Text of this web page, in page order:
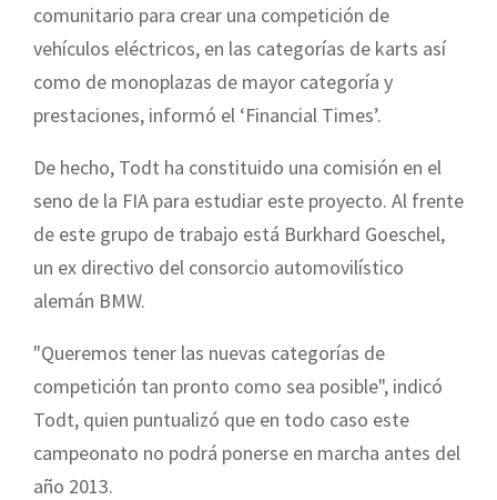
comunitario para crear una competición de
vehículos eléctricos, en las categorías de karts así
como de monoplazas de mayor categoría y
prestaciones, informó el ‘Financial Times’.
De hecho, Todt ha constituido una comisión en el
seno de la FIA para estudiar este proyecto. Al frente
de este grupo de trabajo está Burkhard Goeschel,
un ex directivo del consorcio automovilístico
alemán BMW.
"Queremos tener las nuevas categorías de
competición tan pronto como sea posible", indicó
Todt, quien puntualizó que en todo caso este
campeonato no podrá ponerse en marcha antes del
año 2013.